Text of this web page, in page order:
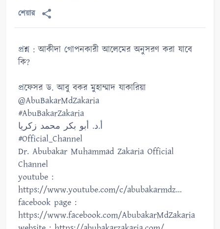
শেয়ার
প্রশ্ন : আকীদা গোপনকারী আলেমের অনুসরণ করা যাবে
কি?
প্রফেসর ড. আবু বকর মুহাম্মাদ যাকারিয়া
@AbuBakarMdZakaria
#AbuBakarZakaria
أ.د. أبو بكر محمد زكريا
#Official_Channel
Dr. Abubakar Muhammad Zakaria Official
Channel
youtube :
https://www.youtube.com/c/abubakarmdz...
facebook page :
https://www.facebook.com/AbubakarMdZakaria